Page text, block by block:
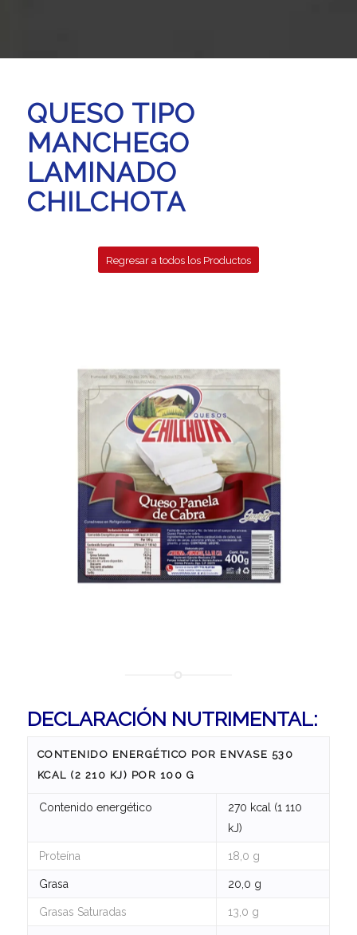
QUESO TIPO
MANCHEGO
LAMINADO
CHILCHOTA
Regresar a todos los Productos
DECLARACIÓN NUTRIMENTAL:
CONTENIDO ENERGÉTICO POR ENVASE 530
KCAL (2 210 KJ) POR 100 G
Contenido energético
270 kcal (1 110
kJ)
Proteína 18,0 g
Grasa 20,0 g
Grasas Saturadas 13,0 g